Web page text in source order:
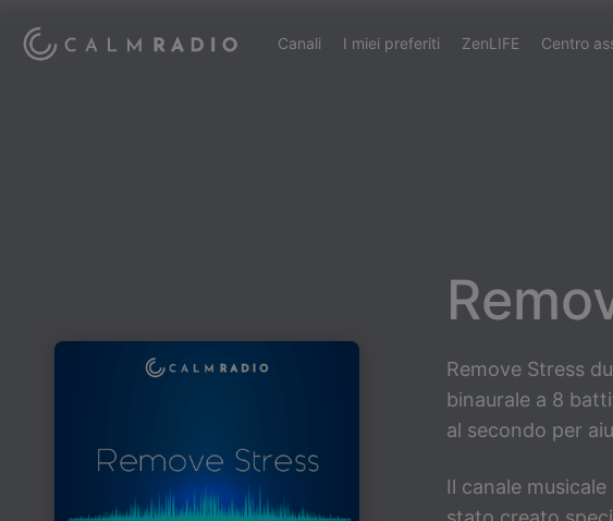
Canali I miei preferiti ZenLIFE Centro
Remove Stress
binaurale a 8
al secondo per
Il canale